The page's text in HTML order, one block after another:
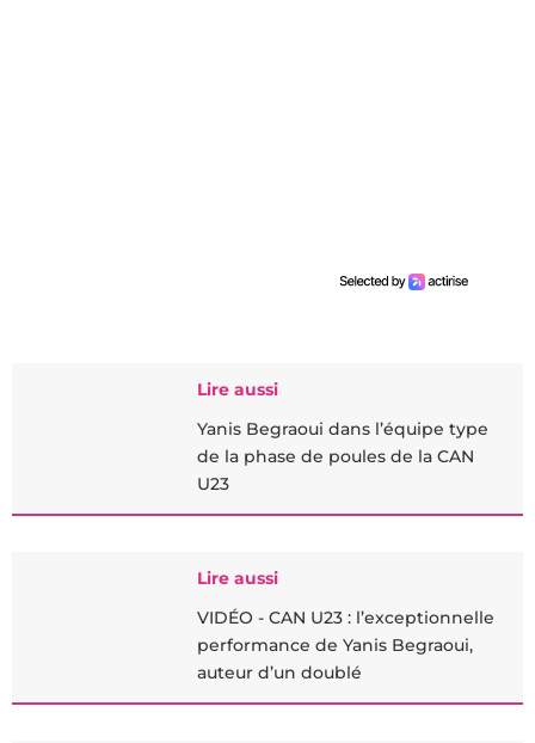
Lire aussi
Yanis Begraoui dans l’équipe type
de la phase de poules de la CAN
U23
Lire aussi
VIDÉO - CAN U23 : l’exceptionnelle
performance de Yanis Begraoui,
auteur d’un doublé